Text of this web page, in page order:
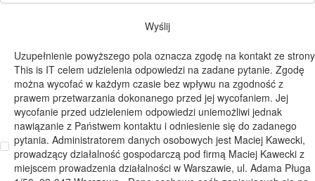
Wyślij
Uzupełnienie powyższego pola oznacza zgodę na kontakt ze strony
This is IT celem udzielenia odpowiedzi na zadane pytanie. Zgodę
można wycofać w każdym czasie bez wpływu na zgodność z
prawem przetwarzania dokonanego przed jej wycofaniem. Jej
wycofanie przed udzieleniem odpowiedzi uniemożliwi jednak
nawiązanie z Państwem kontaktu i odniesienie się do zadanego
pytania. Administratorem danych osobowych jest Maciej Kawecki,
prowadzący działalność gospodarczą pod firmą Maciej Kawecki z
miejscem prowadzenia działalności w Warszawie, ul. Adama Pługa